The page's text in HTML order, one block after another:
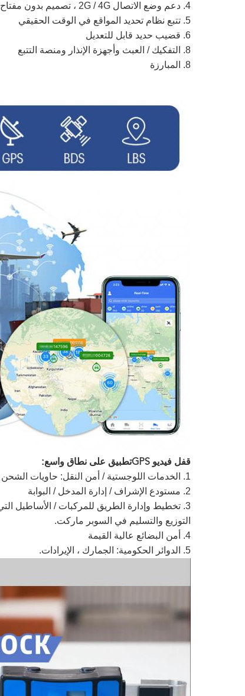
4. دعم وضع الاتصال 2G / 4G ، تصميم بدون مفتاح ، مع فتح أوضاع RFID / Bluetooth / APP / Web ؛
5. تتبع نظام تحديد المواقع في الوقت الحقيقي
6. قضيب حديد قابل للتعديل
8. التفكيك / العبث وأجهزة الإنذار ومنصة التتبع
8. المبارزة
قفل فيديو GPS
تطبيق على نطاق واسع:
1. الخدمات اللوجستية / أمن النقل: حاويات الشحن عبر الحدود ، نقل الحاويات بالسكك الحديدية
2. مستودع الإشراف / إدارة المدخل / البوابة
3. تخطيط وإدارة الطريق للمركبات / الأساطيل التي تحتاج إلى التنقل بين المستودعات المختلفة ، مثل قطع الغيار
التوزيع والتسليم في السوبر ماركت.
4. أمن البضائع عالية القيمة
5. الدوائر الحكومية: الجمارك ، الإيرادات.